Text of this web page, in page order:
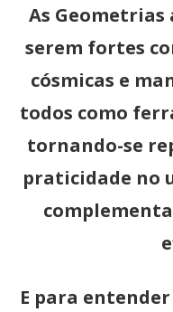
As Geometrias
serem fortes
cósmicas e
todos como
tornando-se
praticidade no
E para